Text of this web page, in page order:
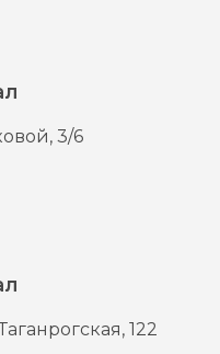
3/6
122